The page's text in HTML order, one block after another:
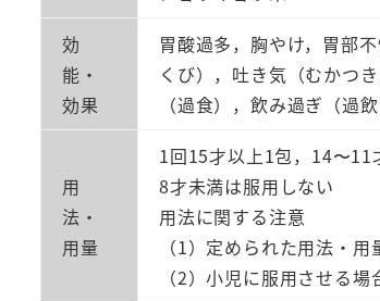
効
能・
効果
胃酸過多，胸やけ，胃部
くび），吐き気（むかつ
（過食），飲み過ぎ（過
用
法・
用量
1回15才以上1包，14〜
8才未満は服用しない
用法に関する注意
（1）定められた用法・用
（2）小児に服用させる